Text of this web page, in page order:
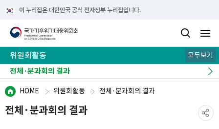
이 누리집은 대한민국 공식 전자정부 누리집입니다.
위원회활동
전체·분과회의 결과
위원회 현장
역대 위원 활동
모두보기
HOME 위원회활동 전체·분과회의 결과
전체·분과회의 결과